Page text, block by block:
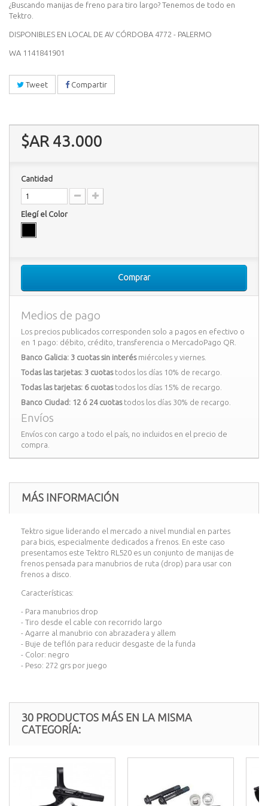
¿Buscando manijas de freno para tiro largo? Tenemos de todo en
Tektro.
DISPONIBLES EN LOCAL DE AV CÓRDOBA 4772 - PALERMO
WA 1141841901
Tweet Compartir
$AR 43.000
Cantidad
Elegí el Color
Comprar
Medios de pago
Los precios publicados corresponden solo a pagos en efectivo o
en 1 pago: débito, crédito, transferencia o MercadoPago QR.
Banco Galicia: 3 cuotas sin interésmiércoles y viernes.
Todas las tarjetas: 3 cuotastodos los días 10% de recargo.
Todas las tarjetas: 6 cuotastodos los días 15% de recargo.
Banco Ciudad: 12 ó 24 cuotastodos los días 30% de recargo.
Envíos
Envíos con cargo a todo el país, no incluidos en el precio de
compra.
MÁS INFORMACIÓN
Tektro sigue liderando el mercado a nivel mundial en partes
para bicis, especialmente dedicados a frenos. En este caso
presentamos este Tektro RL520 es un conjunto de manijas de
frenos pensada para manubrios de ruta (drop) para usar con
frenos a disco.
Características:
- Para manubrios drop
- Tiro desde el cable con recorrido largo
- Agarre al manubrio con abrazadera y allem
- Buje de teflón para reducir desgaste de la funda
- Color: negro
- Peso: 272 grs por juego
30 PRODUCTOS MÁS EN LA MISMA
CATEGORÍA: